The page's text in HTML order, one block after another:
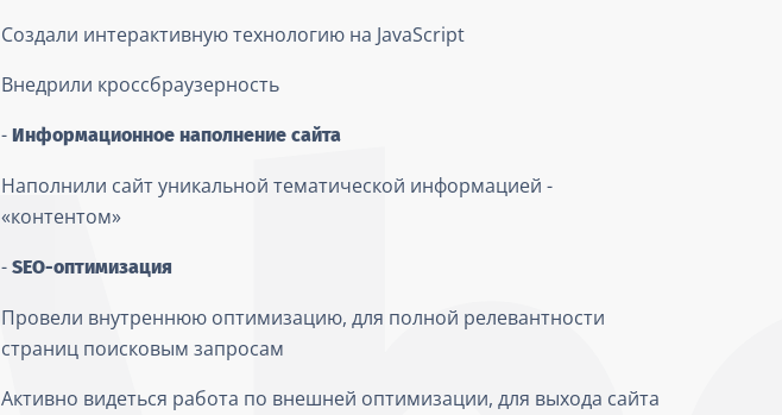
Создали интерактивную технологию на JavaScript
Внедрили кроссбраузерность
- Информационное наполнение сайта
Наполнили сайт уникальной тематической информацией -
«контентом»
- SEO-оптимизация
Провели внутреннюю оптимизацию, для полной релевантности
страниц поисковым запросам
Активно видеться работа по внешней оптимизации, для выхода сайта